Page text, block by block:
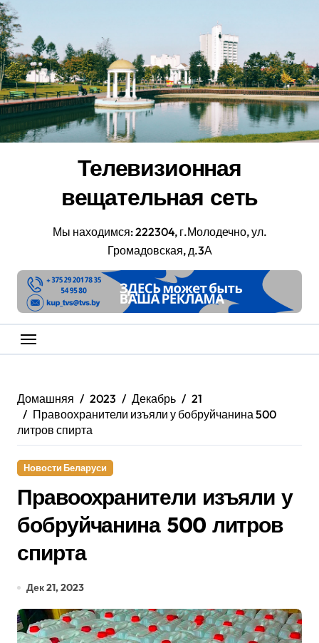
Перейти
к
содержанию
Телевизионная
вещательная сеть
Мы находимся: 222304, г.Молодечно, ул.
Громадовская, д.3А
Домашняя 2023 Декабрь
21
Правоохранители изъяли у бобруйчанина 500
литров спирта
Новости Беларуси
Правоохранители изъяли у
бобруйчанина 500 литров
спирта
Дек 21, 2023